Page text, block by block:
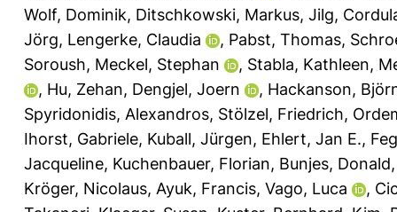
Wolf, Dominik, Ditschkowski, Markus, Jilg,
Jörg, Lengerke, Claudia , Pabst, Thomas,
Soroush, Meckel, Stephan , Stabla, Kathleen,
, Hu, Zehan, Dengjel, Joern , Hackanson,
Spyridonidis, Alexandros, Stölzel, Friedrich,
Ihorst, Gabriele, Kuball, Jürgen, Ehlert, Jan E.,
Jacqueline, Kuchenbauer, Florian, Bunjes, Donald
Kröger, Nicolaus, Ayuk, Francis, Vago, Luca ,